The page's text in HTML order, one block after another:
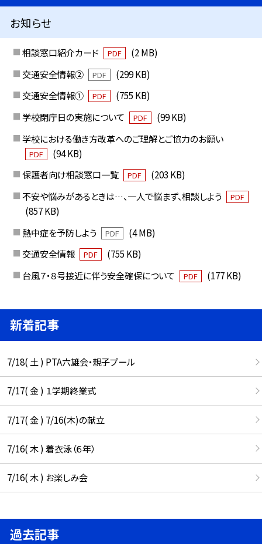
お知らせ
相談窓口紹介カード PDF
(2 MB)
交通安全情報②
PDF
(299 KB)
交通安全情報①
PDF
(755 KB)
学校閉庁日の実施について
PDF
(99 KB)
学校における働き方改革へのご理解とご協力のお願い
PDF
(94 KB)
保護者向け相談窓口一覧
PDF
(203 KB)
不安や悩みがあるときは…、一人で悩まず、相談しよう
PDF
(857 KB)
熱中症を予防しよう
PDF
(4 MB)
交通安全情報
PDF
(755 KB)
台風７・８号接近に伴う安全確保について
PDF (177 KB)
新着記事
7/18( 土 ) PTA六雄会・親子プール
7/17( 金 ) １学期終業式
7/17( 金 ) 7/16(木)の献立
7/16( 木 ) 着衣泳（６年）
7/16( 木 ) お楽しみ会
過去記事